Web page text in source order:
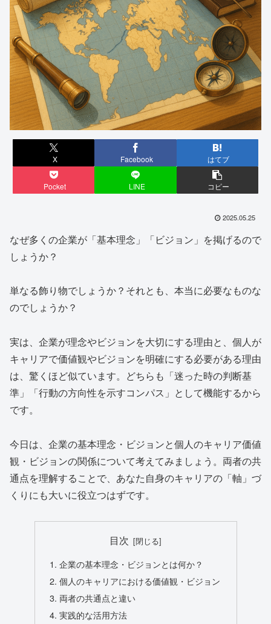
X Facebook はてブ
Pocket LINE コピー
2025.05.25
なぜ多くの企業が「基本理念」「ビジョン」を掲げるので
しょうか？
単なる飾り物でしょうか？それとも、本当に必要なものな
のでしょうか？
実は、企業が理念やビジョンを大切にする理由と、個人が
キャリアで価値観やビジョンを明確にする必要がある理由
は、驚くほど似ています。どちらも「迷った時の判断基
準」「行動の方向性を示すコンパス」として機能するから
です。
今日は、企業の基本理念・ビジョンと個人のキャリア価値
観・ビジョンの関係について考えてみましょう。両者の共
通点を理解することで、あなた自身のキャリアの「軸」づ
くりにも大いに役立つはずです。
目次
企業の基本理念・ビジョンとは何か？
個人のキャリアにおける価値観・ビジョン
両者の共通点と違い
実践的な活用方法